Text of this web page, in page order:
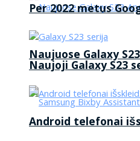
Naujuose Galaxy
Per 2022 metus
Naujoji Galaxy S23
Android telefonai